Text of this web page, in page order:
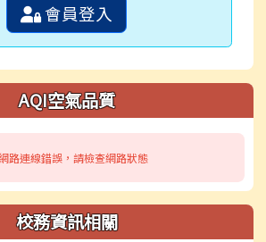
會員登入
AQI空氣品質
路連線錯誤，請檢查網路狀態
校務資訊相關